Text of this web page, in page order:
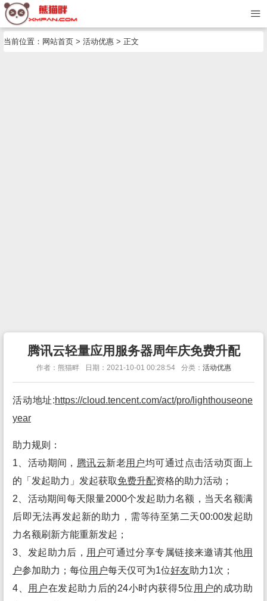
当前位置： 网站首页 > 活动优惠 > 正文
腾讯云轻量应用服务器周年庆免费升配
作者：熊猫畔 日期：2021-10-01 00:28:54 分类： 活动优惠
活动地址:https://cloud.tencent.com/act/pro/lighthouseone
year
助力规则：
1、活动期间， 腾讯云新老用户均可通过点击活动页面上
的「发起助力」发起获取免费升配资格的助力活动；
2、活动期间每天限量2000个发起助力名额，当天名额满
后即无法再发起新的助力，需等待至第二天00:00发起助
力名额刷新方能重新发起；
3、发起助力后， 用户可通过分享专属链接来邀请其他用
户参加助力；每位用户每天仅可为1位好友助力1次；
4、
用户在发起助力后的24小时内获得5位 用户的成功助